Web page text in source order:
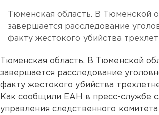
Тюменская область. В Тюменской
завершается расследование
факту жестокого убийства
Тюменская область. В Тюменской
завершается расследование
факту жестокого убийства
Как сообщили ЕАН в пресс-службе
управления следственного